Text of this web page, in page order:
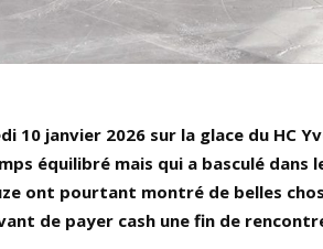
10 janvier 2026 sur la glace du HC
équilibré mais qui a basculé dans
ont pourtant montré de belles
de payer cash une fin de